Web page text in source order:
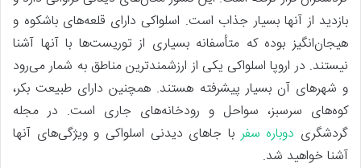
بازدید از آنها بسیار جذاب است. اسلواکی دارای قلعه‌های باشکوه و
هیجان‌انگیز بوده که متأسفانه بسیاری از توریست‌ها با آنها آشنا
نیستند. در اروپا اسلواکی یکی از ارزشمندترین مناطق به شمار می‌رود
و شهرهای آن بسیار پیشرفته هستند. همچنین دارای طبیعت بکر،
کوه‌های سرسبز، سواحل و رودخانه‌های جاری است. در مجله
گردشگری دوباره سفربا جاهای دیدنی اسلواکی و ویژگی‌های آنها
آشنا خواهید شد.